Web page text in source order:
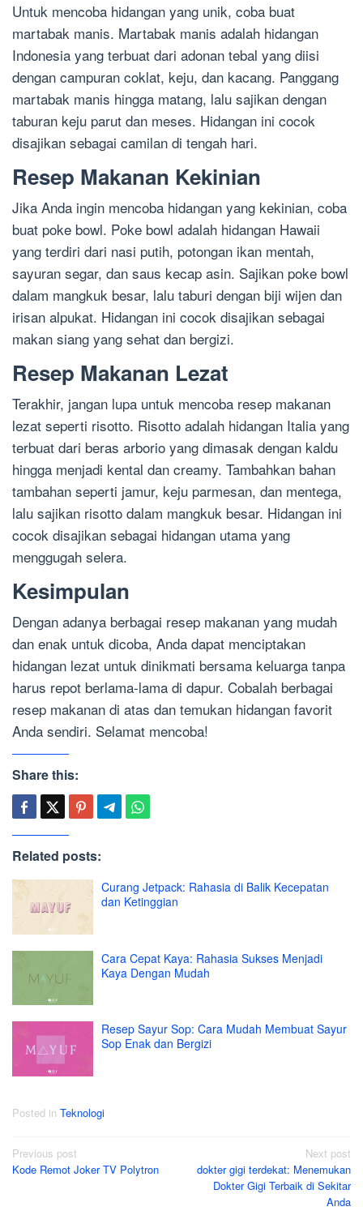
Untuk mencoba hidangan yang unik, coba buat
martabak manis. Martabak manis adalah hidangan
Indonesia yang terbuat dari adonan tebal yang diisi
dengan campuran coklat, keju, dan kacang. Panggang
martabak manis hingga matang, lalu sajikan dengan
taburan keju parut dan meses. Hidangan ini cocok
disajikan sebagai camilan di tengah hari.
Resep Makanan Kekinian
Jika Anda ingin mencoba hidangan yang kekinian, coba
buat poke bowl. Poke bowl adalah hidangan Hawaii
yang terdiri dari nasi putih, potongan ikan mentah,
sayuran segar, dan saus kecap asin. Sajikan poke bowl
dalam mangkuk besar, lalu taburi dengan biji wijen dan
irisan alpukat. Hidangan ini cocok disajikan sebagai
makan siang yang sehat dan bergizi.
Resep Makanan Lezat
Terakhir, jangan lupa untuk mencoba resep makanan
lezat seperti risotto. Risotto adalah hidangan Italia yang
terbuat dari beras arborio yang dimasak dengan kaldu
hingga menjadi kental dan creamy. Tambahkan bahan
tambahan seperti jamur, keju parmesan, dan mentega,
lalu sajikan risotto dalam mangkuk besar. Hidangan ini
cocok disajikan sebagai hidangan utama yang
menggugah selera.
Kesimpulan
Dengan adanya berbagai resep makanan yang mudah
dan enak untuk dicoba, Anda dapat menciptakan
hidangan lezat untuk dinikmati bersama keluarga tanpa
harus repot berlama-lama di dapur. Cobalah berbagai
resep makanan di atas dan temukan hidangan favorit
Anda sendiri. Selamat mencoba!
Share this:
Related posts:
Curang Jetpack: Rahasia di Balik Kecepatan
dan Ketinggian
Cara Cepat Kaya: Rahasia Sukses Menjadi
Kaya Dengan Mudah
Resep Sayur Sop: Cara Mudah Membuat Sayur
Sop Enak dan Bergizi
Posted in Teknologi
Post
navigation
Previous post
Kode Remot Joker TV Polytron
Next post
dokter gigi terdekat: Menemukan
Dokter Gigi Terbaik di Sekitar
Anda